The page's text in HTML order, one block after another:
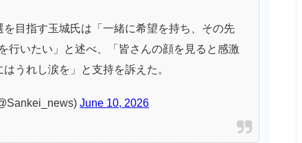
を目指す玉城氏は「一緒に希望を持ち、その先
行いたい」と述べ、「皆さんの顔を見ると感激
うれし涙を」と支持を訴えた。
June 10, 2026